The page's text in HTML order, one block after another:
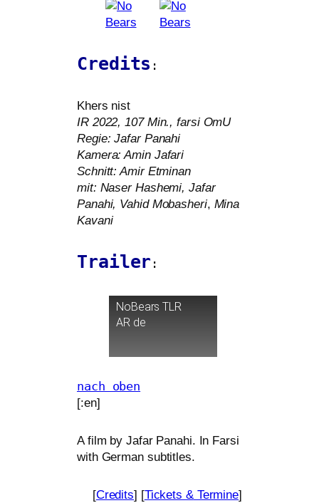
Credits :
Khers nist
IR2022, 107 Min., far­si OmU
Regie: Jafar Panahi
Kamera: Amin Jafari
Schnitt: Amir Etminan
mit: Naser Hashemi, Jafar
Panahi, Vahid Mobasheri, Mina
Kavani
Trailer :
NoBearsTLR
ARde
nach oben
[:en]
A film by Jafar Panahi. In Farsi
with German subtitles.
[Credits] [Tickets &Termine]